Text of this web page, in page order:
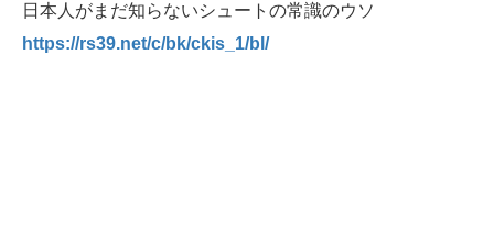
日本人がまだ知らないシュートの常識のウソ
https://rs39.net/c/bk/ckis_1/bl/